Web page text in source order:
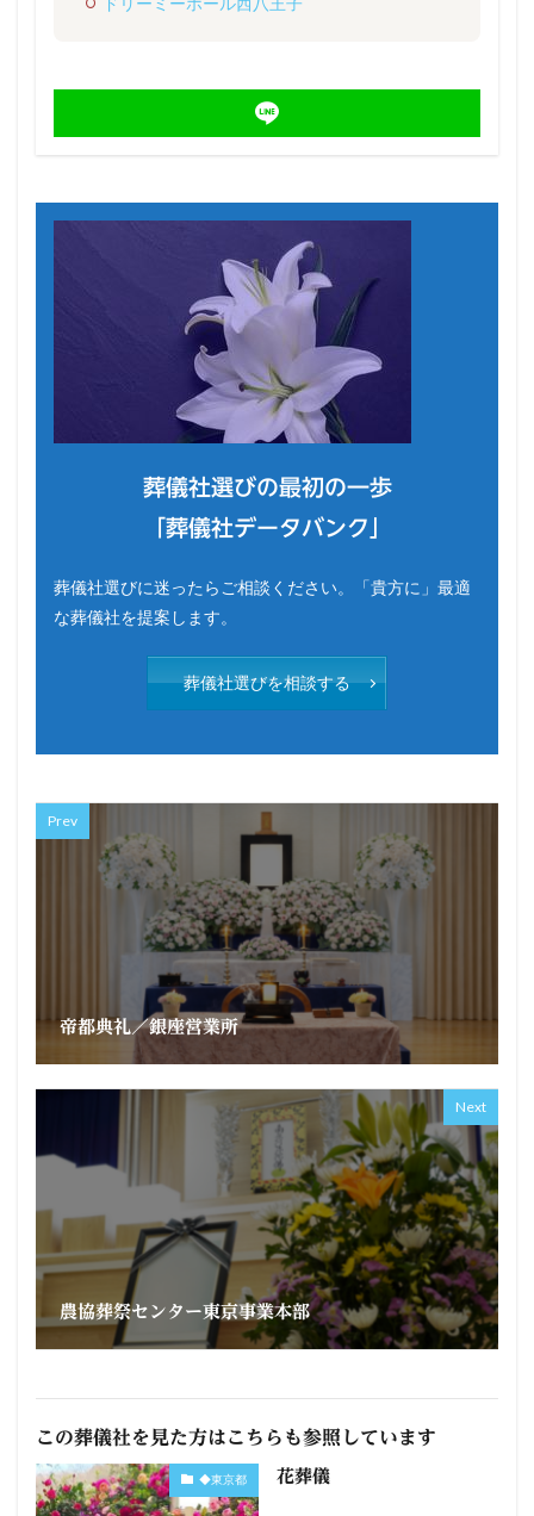
葬儀社選びの最初の一歩
「葬儀社データバンク」
葬儀社選びに迷ったらご相談ください。「貴方に」最適
な葬儀社を提案します。
葬儀社選びを相談する
Prev
帝都典礼／銀座営業所
Next
農協葬祭センター東京事業本部
この葬儀社を見た方はこちらも参照しています
◆東京都 花葬儀